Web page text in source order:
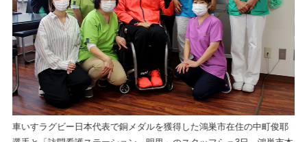
車いすラグビー日本代表で銅メダルを獲得した鴻巣市在住の中町俊耶